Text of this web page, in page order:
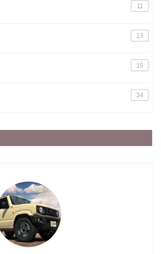
11
13
15
34